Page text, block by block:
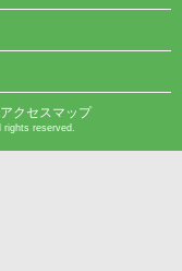
アクセスマップ
reserved.